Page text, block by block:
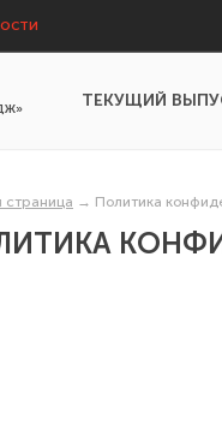
ТЕКУЩИЙ
страница → Политика